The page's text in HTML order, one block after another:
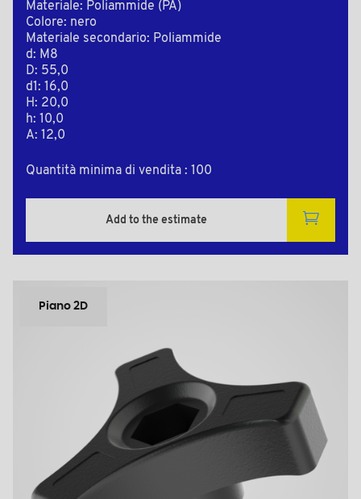
Materiale: Poliammide (PA)
Colore: nero
Materiale secondario: Poliammide
d: M8
D: 55,0
d1: 16,0
H: 20,0
h: 10,0
A: 12,0
Quantità minima di vendita : 100
Add to the estimate
Piano 2D